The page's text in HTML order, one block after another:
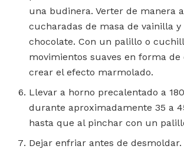
una budinera. Verter de manera
cucharadas de masa de vainilla y
chocolate. Con un palillo o
movimientos suaves en forma de
crear el efecto marmolado.
Llevar a horno precalentado a
durante aproximadamente 35 a
hasta que al pinchar con un
Dejar enfriar antes de desmoldar.